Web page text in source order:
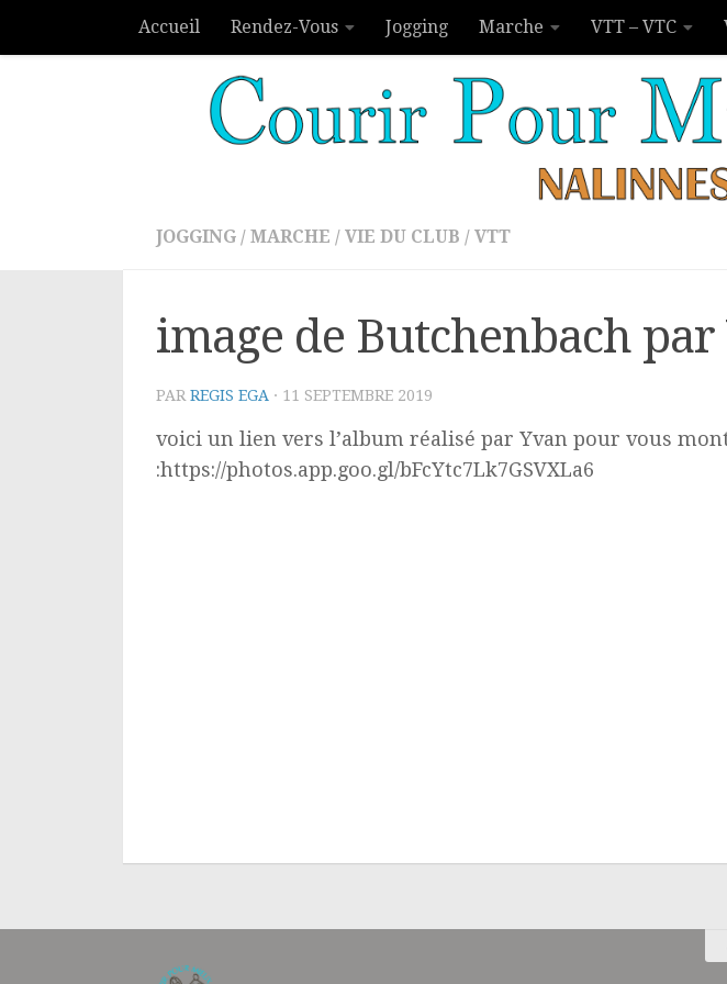
Skip to contentAccueil Rendez-Vous Jogging Marche VTT – VTC
JOGGING / MARCHE / VIE DU CLUB / VTT
image de Butchenbach par
PAR REGIS EGA · 11 SEPTEMBRE 2019
voici un lien vers l’album réalisé par Yvan pour vous
:https://photos.app.goo.gl/bFcYtc7Lk7GSVXLa6